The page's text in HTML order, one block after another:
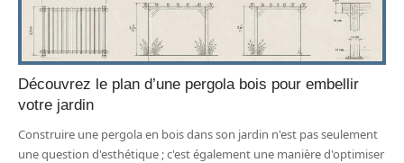
Découvrez le plan d’une pergola bois pour embellir
votre jardin
Construire une pergola en bois dans son jardin n'est pas seulement
une question d'esthétique ; c'est également une manière d'optimiser